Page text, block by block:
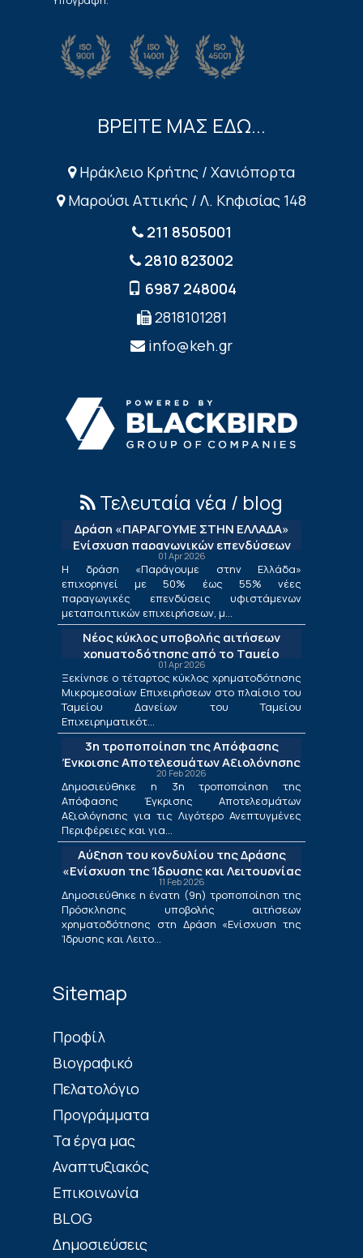
ΒΡΕΙΤΕ ΜΑΣ ΕΔΩ...
Ηράκλειο Κρήτης / Χανιόπορτα
Μαρούσι Αττικής / Λ. Κηφισίας 148
211 8505001
2810 823002
6987 248004
2818101281
info@keh.gr
Τελευταία νέα / blog
Δράση «ΠΑΡΑΓΟΥΜΕ ΣΤΗΝ ΕΛΛΑΔΑ»
Ενίσχυση παραγωγικών επενδύσεων
μεταποίησης
01 Apr 2026
Η δράση «Παράγουμε στην Ελλάδα»
επιχορηγεί με 50% έως 55% νέες
παραγωγικές επενδύσεις υφιστάμενων
μεταποιητικών επιχειρήσεων, μ...
Νέος κύκλος υποβολής αιτήσεων
χρηματοδότησης από το Ταμείο
Δανείων του ΤΕΠΙΧ ΙΙΙ
01 Apr 2026
Ξεκίνησε ο τέταρτος κύκλος χρηματοδότησης
Μικρομεσαίων Επιχειρήσεων στο πλαίσιο του
Ταμείου Δανείων του Ταμείου
Επιχειρηματικότ...
3η τροποποίηση της Απόφασης
Έγκρισης Αποτελεσμάτων Αξιολόγησης
για τις Λιγότερο Ανεπτυγμένες
Περιφέρειες και για τις Περιφέρειες
Μετάβασης στο πλαίσιο της Δράσης
«Ενίσχυση της Ίδρυσης και Λειτουργίας
Νέων Μικρομεσαίων Τουριστικών
Επιχειρήσεων»
20 Feb 2026
Δημοσιεύθηκε η 3η τροποποίηση της
Απόφασης Έγκρισης Αποτελεσμάτων
Αξιολόγησης για τις Λιγότερο Ανεπτυγμένες
Περιφέρειες και για...
Αύξηση του κονδυλίου της Δράσης
«Ενίσχυση της Ίδρυσης και Λειτουργίας
Νέων Μικρομεσαίων Τουριστικών
Επιχειρήσεων»
11 Feb 2026
Δημοσιεύθηκε η ένατη (9η) τροποποίηση της
Πρόσκλησης υποβολής αιτήσεων
χρηματοδότησης στη Δράση «Ενίσχυση της
Ίδρυσης και Λειτο...
Sitemap
Πρoφίλ
Βιογραφικό
Πελατολόγιο
Προγράμματα
Τα έργα μας
Αναπτυξιακός
Επικοινωνία
BLOG
Δημοσιεύσεις